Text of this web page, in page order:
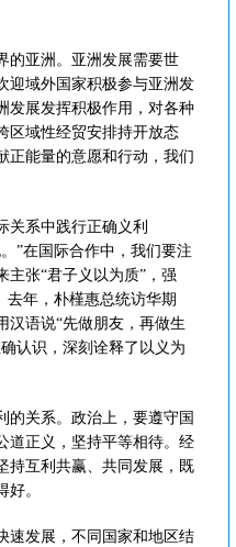
的亚洲。亚洲发展需要世
迎域外国家积极参与亚洲发
发展发挥积极作用，对各种
区域性经贸安排持开放态
正能量的意愿和行动，我们
关系中践行正确义利
”在国际合作中，我们要注
主张“君子义以为质”，强
去年，朴槿惠总统访华期
汉语说“先做朋友，再做生
认识，深刻诠释了以义为
的关系。政治上，要遵守国
道正义，坚持平等相待。经
持互利共赢、共同发展，既
好。
速发展，不同国家和地区结